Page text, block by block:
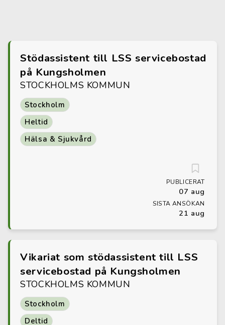
Stödassistent till LSS servicebostad
på Kungsholmen
STOCKHOLMS KOMMUN
Stockholm
Heltid
Hälsa & Sjukvård
PUBLICERAT
07 aug
SISTA ANSÖKAN
21 aug
Vikariat som stödassistent till LSS
servicebostad på Kungsholmen
STOCKHOLMS KOMMUN
Stockholm
Deltid